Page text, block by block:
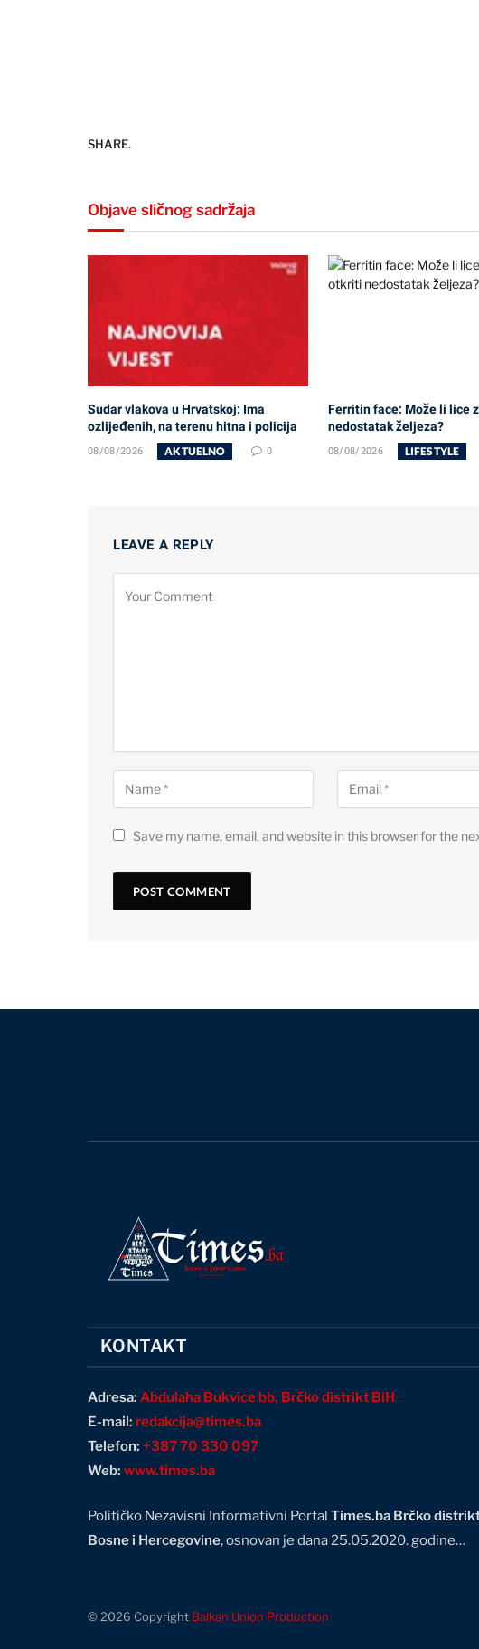
SHARE.
Objave sličnog sadržaja
Sudar vlakova u Hrvatskoj: Ima
ozlijeđenih, na terenu hitna i policija
08/08/2026 AKTUELNO 0
Ferritin face: Može li lice
nedostatak željeza?
08/08/2026 LIFESTYLE
LEAVE A REPLY
Save my name, email, and website in this browser for the
KONTAKT
Adresa: Abdulaha Bukvice bb, Brčko distrikt BiH
E-mail: redakcija@times.ba
Telefon: +387 70 330 097
Web: www.times.ba
Političko Nezavisni Informativni Portal Times.ba Brčko
Bosne i Hercegovine, osnovan je dana 25.05.2020. godine…
© 2026 Copyright Balkan Union Production